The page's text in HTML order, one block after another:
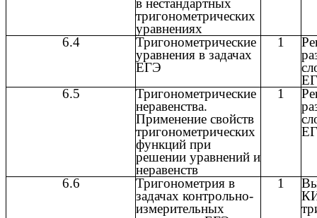
в нестандартных
тригонометрических
уравнениях
6.4
Тригонометрические
уравнения в задачах
ЕГЭ
1
6.5
Тригонометрические
неравенства.
Применение свойств
тригонометрических
функций при
решении уравнений и
неравенств
1
6.6
Тригонометрия в
задачах контрольно-
измерительных
1